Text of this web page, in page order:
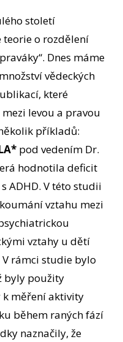
století
teorie o rozdělení
Dnes máme
vědeckých
které
levou a pravou
příkladů:
pod vedením Dr.
hodnotila deficit
ADHD. V této studii
vztahu mezi
vztahy u dětí
rámci studie bylo
byly použity
měření aktivity
během raných fází
naznačily, že